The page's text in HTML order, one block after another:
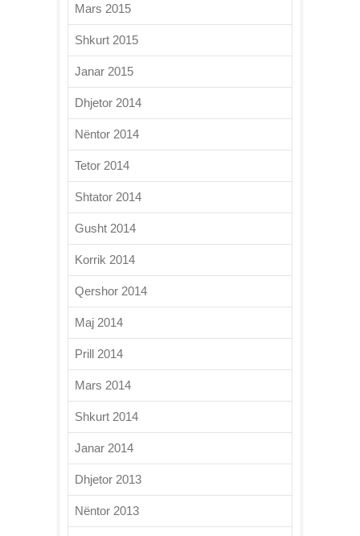
Mars 2015
Shkurt 2015
Janar 2015
Dhjetor 2014
Nëntor 2014
Tetor 2014
Shtator 2014
Gusht 2014
Korrik 2014
Qershor 2014
Maj 2014
Prill 2014
Mars 2014
Shkurt 2014
Janar 2014
Dhjetor 2013
Nëntor 2013